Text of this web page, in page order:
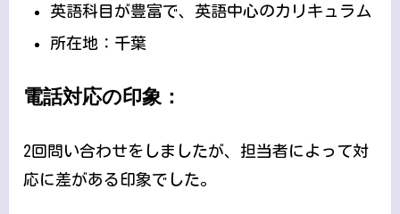
英語科目が豊富で、英語中心のカリキュラム
所在地：千葉
電話対応の印象：
2回問い合わせをしましたが、担当者によって対
応に差がある印象でした。